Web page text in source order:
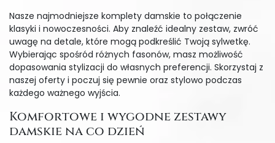
Nasze najmodniejsze komplety damskie to połączenie
klasyki i nowoczesności. Aby znaleźć idealny zestaw, zwróć
uwagę na detale, które mogą podkreślić Twoją sylwetkę.
Wybierając spośród różnych fasonów, masz możliwość
dopasowania stylizacji do własnych preferencji. Skorzystaj z
naszej oferty i poczuj się pewnie oraz stylowo podczas
każdego ważnego wyjścia.
Komfortowe i wygodne zestawy
damskie na co dzień